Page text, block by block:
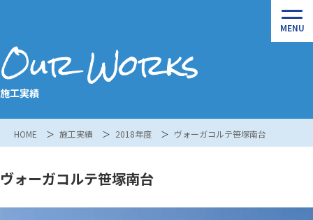
Our Works
施工実績
HOME 施工実績 2018年度 ヴォーガコルテ笹塚南台
ヴォーガコルテ笹塚南台